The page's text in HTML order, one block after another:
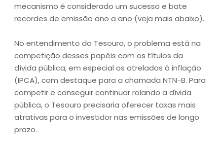
mecanismo é considerado um sucesso e bate
recordes de emissão ano a ano (veja mais abaixo).
No entendimento do Tesouro, o problema está na
competição desses papéis com os títulos da
dívida pública, em especial os atrelados à inflação
(IPCA), com destaque para a chamada NTN-B. Para
competir e conseguir continuar rolando a dívida
pública, o Tesouro precisaria oferecer taxas mais
atrativas para o investidor nas emissões de longo
prazo.